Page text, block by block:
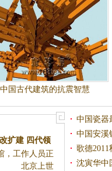
中国古代建筑的抗震智慧
扩建 四代领
将亮相
，工作人员正
。 北京上世
中国瓷器
中国安溪
歌德
沈寅华中